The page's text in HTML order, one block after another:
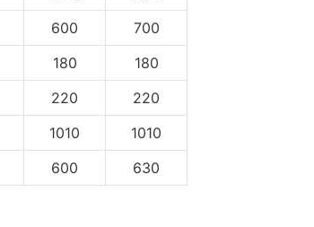
600
700
180
180
220
220
1010
1010
600 630